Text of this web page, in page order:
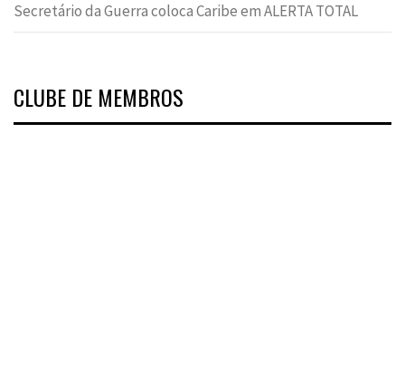
Secretário da Guerra coloca Caribe em ALERTA TOTAL
CLUBE DE MEMBROS